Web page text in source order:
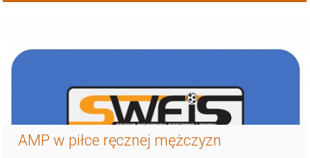
AMP w piłce ręcznej mężczyzn